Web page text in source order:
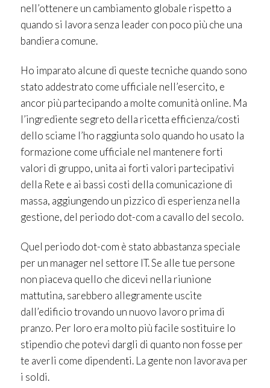
nell’ottenere un cambiamento globale rispetto a
quando si lavora senza leader con poco più che una
bandiera comune.
Ho imparato alcune di queste tecniche quando sono
stato addestrato come ufficiale nell’esercito, e
ancor più partecipando a molte comunità online. Ma
l’ingrediente segreto della ricetta efficienza/costi
dello sciame l’ho raggiunta solo quando ho usato la
formazione come ufficiale nel mantenere forti
valori di gruppo, unita ai forti valori partecipativi
della Rete e ai bassi costi della comunicazione di
massa, aggiungendo un pizzico di esperienza nella
gestione, del periodo dot-com a cavallo del secolo.
Quel periodo dot-com è stato abbastanza speciale
per un manager nel settore IT. Se alle tue persone
non piaceva quello che dicevi nella riunione
mattutina, sarebbero allegramente uscite
dall’edificio trovando un nuovo lavoro prima di
pranzo. Per loro era molto più facile sostituire lo
stipendio che potevi dargli di quanto non fosse per
te averli come dipendenti. La gente non lavorava per
i soldi.